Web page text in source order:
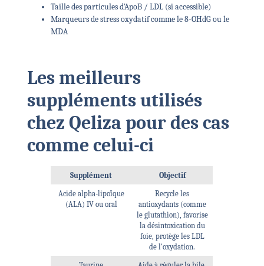
Taille des particules d'ApoB / LDL (si accessible)
Marqueurs de stress oxydatif comme le 8-OHdG ou le
MDA
Les meilleurs
suppléments utilisés
chez Qeliza pour des cas
comme celui-ci
Supplément Objectif
Acide alpha-lipoïque
(ALA) IV ou oral
Recycle les
antioxydants (comme
le glutathion), favorise
la désintoxication du
foie, protège les LDL
de l'oxydation.